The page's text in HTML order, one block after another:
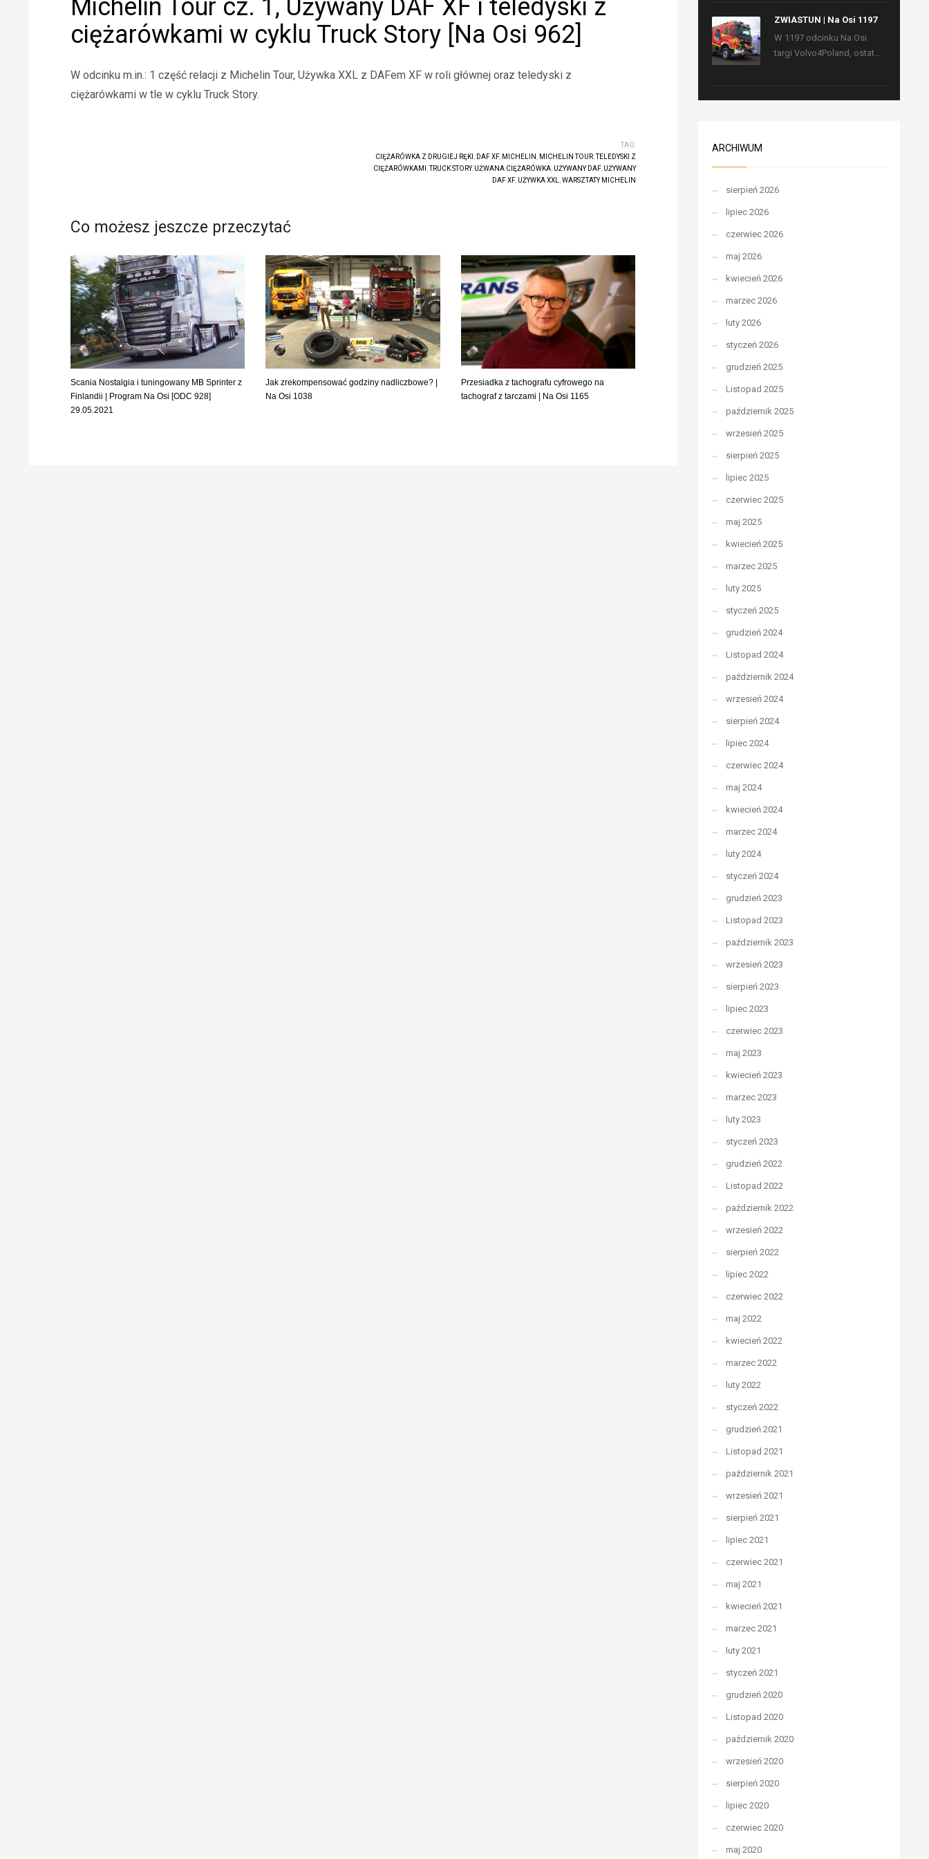
Michelin Tour cz. 1, Używany DAF XF i teledyski z
ciężarówkami w cyklu Truck Story [Na Osi 962]
W odcinku m.in.: 1 część relacji z Michelin Tour, Używka XXL z DAFem XF w roli głównej oraz teledyski z
ciężarówkami w tle w cyklu Truck Story.
TAG:
CIĘŻARÓWKA Z DRUGIEJ RĘKI
DAF XF, MICHELIN MICHELIN TOUR,TELEDYSKI Z
CIĘŻARÓWKAMI
,TRUCK STORY, UŻWANA CIĘŻARÓWKA, UŻYWANY DAF, UŻYWANY
DAF XF, UŻYWKA XXL WARSZTATY MICHELIN
Co możesz jeszcze przeczytać
Scania Nostalgia i tuningowany MB Sprinter z
Finlandii | Program Na Osi [ODC 928]
29.05.2021
Jak zrekompensować godziny nadliczbowe? |
Na Osi 1038
Przesiadka z tachografu cyfrowego na
tachograf z tarczami | Na Osi 1165
ZWIASTUN | Na Osi 1197
W 1197 odcinku Na Osi
targi Volvo4Poland, ostat...
ARCHIWUM
sierpień 2026
lipiec 2026
czerwiec 2026
maj 2026
kwiecień 2026
marzec 2026
luty 2026
styczeń 2026
grudzień 2025
Listopad 2025
październik 2025
wrzesień 2025
sierpień 2025
lipiec 2025
czerwiec 2025
maj 2025
kwiecień 2025
marzec 2025
luty 2025
styczeń 2025
grudzień 2024
Listopad 2024
październik 2024
wrzesień 2024
sierpień 2024
lipiec 2024
czerwiec 2024
maj 2024
kwiecień 2024
marzec 2024
luty 2024
styczeń 2024
grudzień 2023
Listopad 2023
październik 2023
wrzesień 2023
sierpień 2023
lipiec 2023
czerwiec 2023
maj 2023
kwiecień 2023
marzec 2023
luty 2023
styczeń 2023
grudzień 2022
Listopad 2022
październik 2022
wrzesień 2022
sierpień 2022
lipiec 2022
czerwiec 2022
maj 2022
kwiecień 2022
marzec 2022
luty 2022
styczeń 2022
grudzień 2021
Listopad 2021
październik 2021
wrzesień 2021
sierpień 2021
lipiec 2021
czerwiec 2021
maj 2021
kwiecień 2021
marzec 2021
luty 2021
styczeń 2021
grudzień 2020
Listopad 2020
październik 2020
wrzesień 2020
sierpień 2020
lipiec 2020
czerwiec 2020
maj 2020